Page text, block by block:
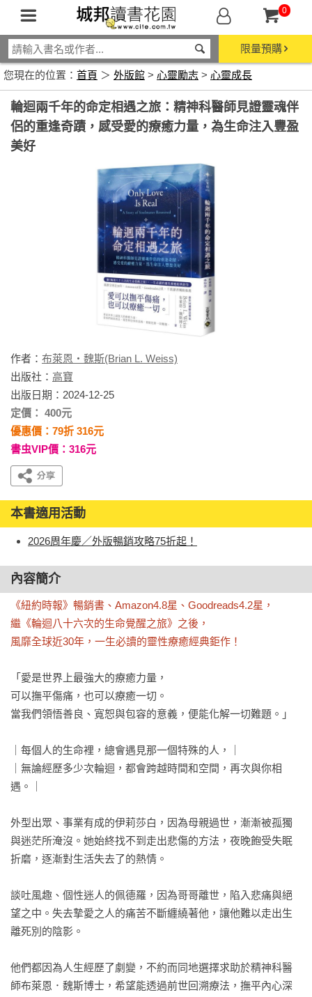
0
限量預購
您現在的位置： 首頁 ＞ 外版館 > 心靈勵志 > 心靈成長
輪迴兩千年的命定相遇之旅：精神科醫師見證靈魂伴
侶的重逢奇蹟，感受愛的療癒力量，為生命注入豐盈
美好
作者： 布萊恩‧魏斯(Brian L. Weiss)
出版社： 高寶
出版日期：2024-12-25
定價： 400元
優惠價：79折 316元
書虫VIP價：316元
本書適用活動
2026周年慶／外版暢銷攻略75折起！
內容簡介
《紐約時報》暢銷書、Amazon4.8星、Goodreads4.2星，
繼《輪迴八十六次的生命覺醒之旅》之後，
風靡全球近30年，一生必讀的靈性療癒經典鉅作！
「愛是世界上最強大的療癒力量，
可以撫平傷痛，也可以療癒一切。
當我們領悟善良、寬恕與包容的意義，便能化解一切難題。」
｜每個人的生命裡，總會遇見那一個特殊的人，｜
｜無論經歷多少次輪迴，都會跨越時間和空間，再次與你相
遇。｜
外型出眾、事業有成的伊莉莎白，因為母親過世，漸漸被孤獨
與迷茫所淹沒。她始終找不到走出悲傷的方法，夜晚飽受失眠
折磨，逐漸對生活失去了的熱情。
談吐風趣、個性迷人的佩德羅，因為哥哥離世，陷入悲痛與絕
望之中。失去摯愛之人的痛苦不斷纏繞著他，讓他難以走出生
離死別的陰影。
他們都因為人生經歷了劇變，不約而同地選擇求助於精神科醫
師布萊恩．魏斯博士，希望能透過前世回溯療法，撫平內心深